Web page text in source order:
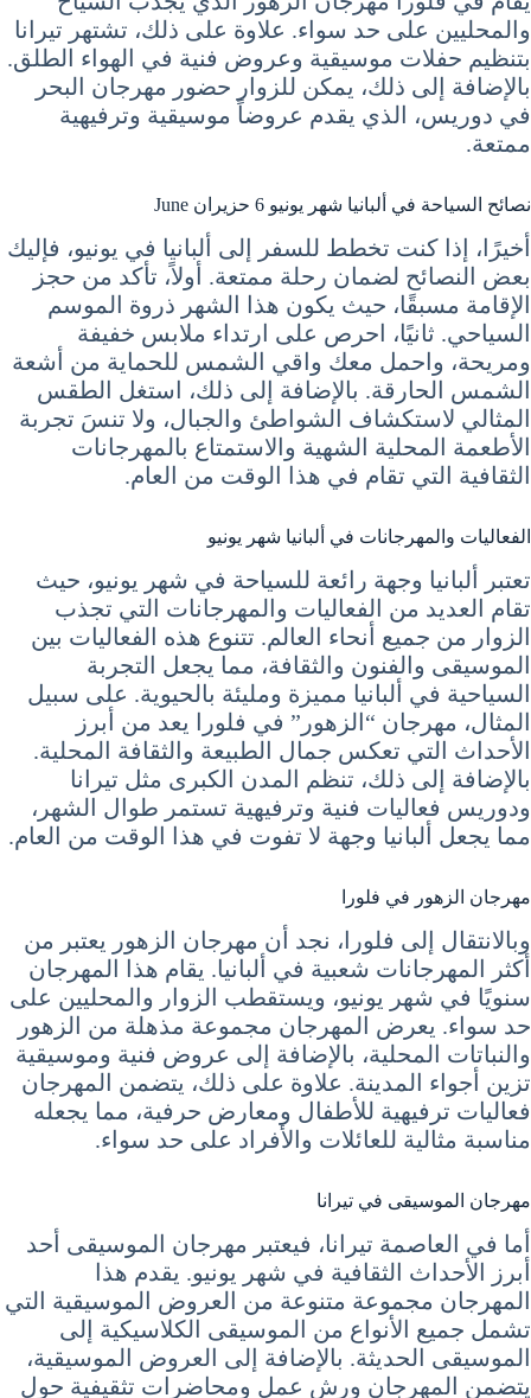
والمحليين على حد سواء. علاوة على ذلك، تشتهر تيرانا
بتنظيم حفلات موسيقية وعروض فنية في الهواء الطلق.
بالإضافة إلى ذلك، يمكن للزوار حضور مهرجان البحر
في دوريس، الذي يقدم عروضاً موسيقية وترفيهية
ممتعة.
نصائح السياحة في ألبانيا شهر يونيو 6 حزيران June
أخيرًا، إذا كنت تخطط للسفر إلى ألبانيا في يونيو، فإليك
بعض النصائح لضمان رحلة ممتعة. أولاً، تأكد من حجز
الإقامة مسبقًا، حيث يكون هذا الشهر ذروة الموسم
السياحي. ثانيًا، احرص على ارتداء ملابس خفيفة
ومريحة، واحمل معك واقي الشمس للحماية من أشعة
الشمس الحارقة. بالإضافة إلى ذلك، استغل الطقس
المثالي لاستكشاف الشواطئ والجبال، ولا تنسَ تجربة
الأطعمة المحلية الشهية والاستمتاع بالمهرجانات
الثقافية التي تقام في هذا الوقت من العام.
الفعاليات والمهرجانات في ألبانيا شهر يونيو
تعتبر ألبانيا وجهة رائعة للسياحة في شهر يونيو، حيث
تقام العديد من الفعاليات والمهرجانات التي تجذب
الزوار من جميع أنحاء العالم. تتنوع هذه الفعاليات بين
الموسيقى والفنون والثقافة، مما يجعل التجربة
السياحية في ألبانيا مميزة ومليئة بالحيوية. على سبيل
المثال، مهرجان “الزهور” في فلورا يعد من أبرز
الأحداث التي تعكس جمال الطبيعة والثقافة المحلية.
بالإضافة إلى ذلك، تنظم المدن الكبرى مثل تيرانا
ودوريس فعاليات فنية وترفيهية تستمر طوال الشهر،
مما يجعل ألبانيا وجهة لا تفوت في هذا الوقت من العام.
مهرجان الزهور في فلورا
وبالانتقال إلى فلورا، نجد أن مهرجان الزهور يعتبر من
أكثر المهرجانات شعبية في ألبانيا. يقام هذا المهرجان
سنويًا في شهر يونيو، ويستقطب الزوار والمحليين على
حد سواء. يعرض المهرجان مجموعة مذهلة من الزهور
والنباتات المحلية، بالإضافة إلى عروض فنية وموسيقية
تزين أجواء المدينة. علاوة على ذلك، يتضمن المهرجان
فعاليات ترفيهية للأطفال ومعارض حرفية، مما يجعله
مناسبة مثالية للعائلات والأفراد على حد سواء.
مهرجان الموسيقى في تيرانا
أما في العاصمة تيرانا، فيعتبر مهرجان الموسيقى أحد
أبرز الأحداث الثقافية في شهر يونيو. يقدم هذا
المهرجان مجموعة متنوعة من العروض الموسيقية التي
تشمل جميع الأنواع من الموسيقى الكلاسيكية إلى
الموسيقى الحديثة. بالإضافة إلى العروض الموسيقية،
يتضمن المهرجان ورش عمل ومحاضرات تثقيفية حول